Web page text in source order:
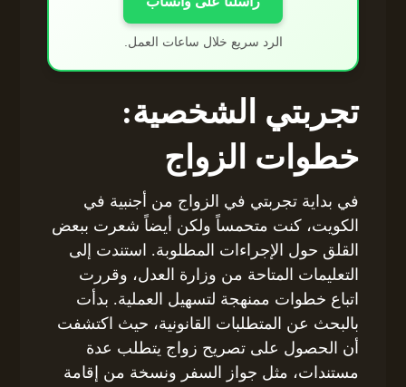
الرد سريع خلال ساعات العمل.
تجربتي الشخصية:
خطوات الزواج
في بداية تجربتي في الزواج من أجنبية في
الكويت، كنت متحمساً ولكن أيضاً شعرت ببعض
القلق حول الإجراءات المطلوبة. استندت إلى
التعليمات المتاحة من وزارة العدل، وقررت
اتباع خطوات ممنهجة لتسهيل العملية. بدأت
بالبحث عن المتطلبات القانونية، حيث اكتشفت
أن الحصول على تصريح زواج يتطلب عدة
مستندات، مثل جواز السفر ونسخة من إقامة